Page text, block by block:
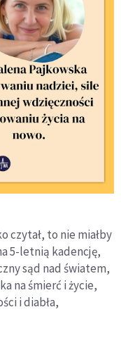
czytał, to nie miałby
5-letnią kadencję,
sąd nad światem,
na śmierć i życie,
i diabła,